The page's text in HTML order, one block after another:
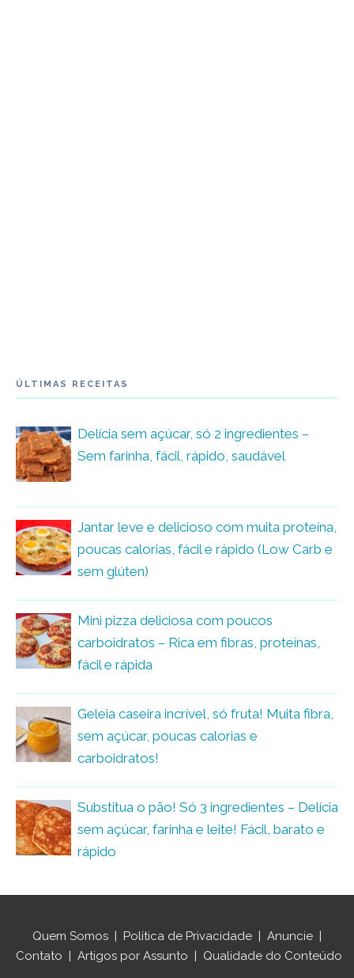
ÚLTIMAS RECEITAS
Delícia sem açúcar, só 2 ingredientes –
Sem farinha, fácil, rápido, saudável
Jantar leve e delicioso com muita proteína,
poucas calorias, fácil e rápido (Low Carb e
sem glúten)
Mini pizza deliciosa com poucos
carboidratos – Rica em fibras, proteínas,
fácil e rápida
Geleia caseira incrível, só fruta! Muita fibra,
sem açúcar, poucas calorias e
carboidratos!
Substitua o pão! Só 3 ingredientes – Delícia
sem açúcar, farinha e leite! Fácil, barato e
rápido
Quem Somos Política de Privacidade Anuncie
Contato
Artigos por Assunto Qualidade do Conteúdo